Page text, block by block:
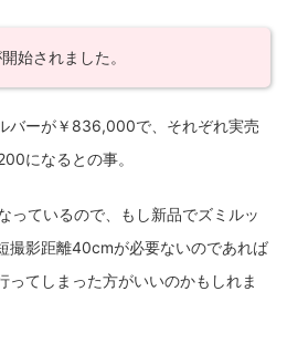
始されました。
バーが￥836,000で、それぞれ実売
になるとの事。
っているので、もし新品でズミルッ
撮影距離40cmが必要ないのであれば
ってしまった方がいいのかもしれま